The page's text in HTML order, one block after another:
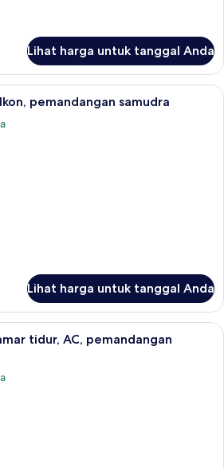
Lihat harga untuk tanggal Anda
pemandangan samudra
Lihat harga untuk tanggal Anda
Smart TV 65-inci dengan saluran TV
tidur, AC, pemandangan